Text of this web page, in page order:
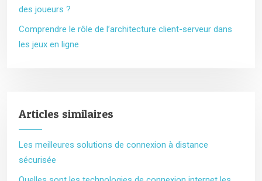
des joueurs ?
Comprendre le rôle de l’architecture client-serveur dans
les jeux en ligne
Articles similaires
Les meilleures solutions de connexion à distance
sécurisée